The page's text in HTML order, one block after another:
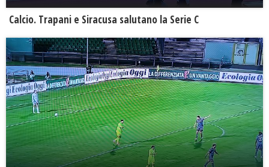
Calcio. Trapani e Siracusa salutano la Serie C